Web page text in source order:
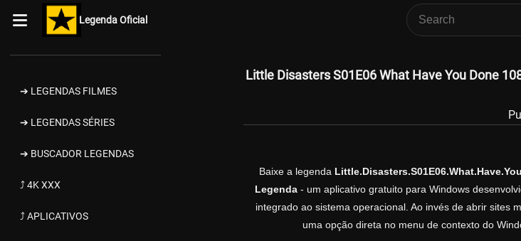
Legenda Oficial
➔ LEGENDAS FILMES
➔ LEGENDAS SÉRIES
➔ BUSCADOR LEGENDAS
⤴ 4K XXX
⤴ APLICATIVOS
Little Disasters S01E06 What Have You Done
Baixe a legenda
Legenda - um aplicativo gratuito para Windows
integrado ao sistema operacional. Ao invés de abrir sites
uma opção direta no menu de contexto do